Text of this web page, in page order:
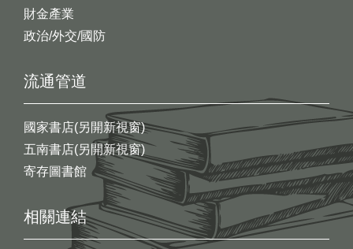
財金產業
政治/外交/國防
流通管道
國家書店(另開新視窗)
五南書店(另開新視窗)
寄存圖書館
相關連結